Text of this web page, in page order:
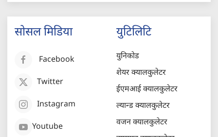
सोसल मिडिया
Facebook
Twitter
Instagram
Youtube
युटिलिटि
युनिकोड
शेयर क्यालकुलेटर
ईएमआई क्यालकुलेटर
ल्यान्ड क्यालकुलेटर
वजन क्यालकुलेटर